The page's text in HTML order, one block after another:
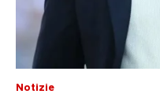
Notizie